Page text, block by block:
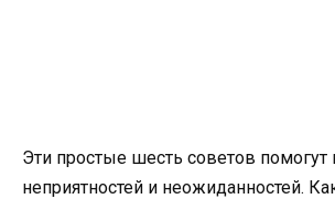
Эти простые шесть советов
неприятностей и неожиданностей.